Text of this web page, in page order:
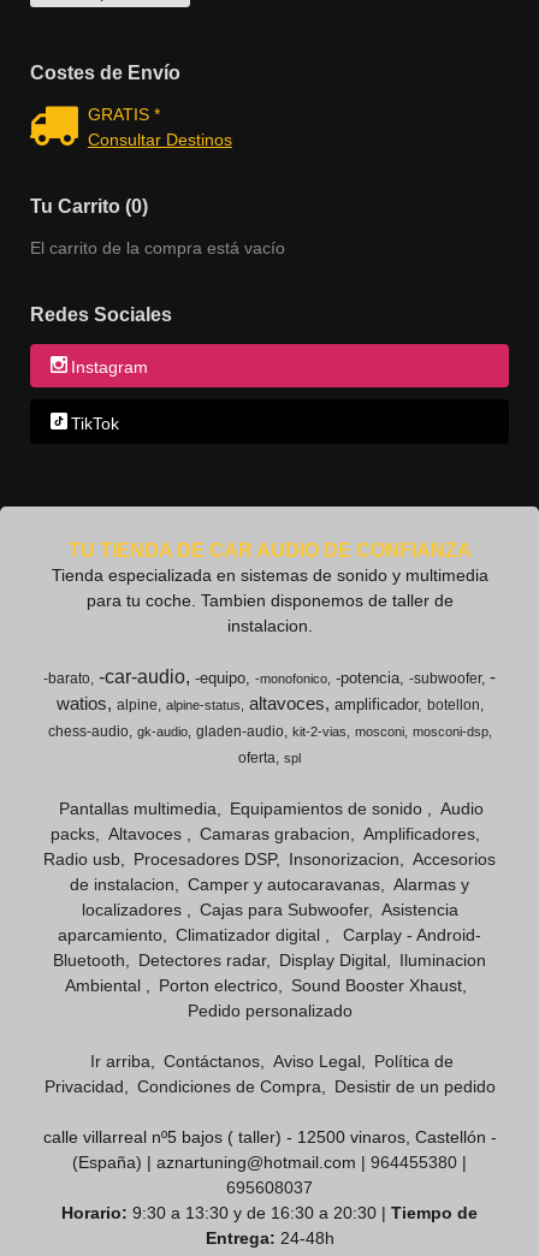
Costes de Envío
GRATIS *
Consultar Destinos
Tu Carrito (0)
El carrito de la compra está vacío
Redes Sociales
Instagram
TikTok
TU TIENDA DE CAR AUDIO DE CONFIANZA
Tienda especializada en sistemas de sonido y multimedia
para tu coche. Tambien disponemos de taller de
instalacion.
-barato -car-audio -equipo -monofonico -potencia -subwoofer -
watios
alpine alpine-status altavoces amplificador
botellon
chess-audio
gk-audio gladen-audio kit-2-vias mosconi mosconi-dsp
oferta spl
Pantallas multimedia Equipamientos de sonido
Audio
packs
Altavoces Camaras grabacion
Amplificadores
Radio usb
Procesadores DSP Insonorizacion
Accesorios
de instalacion
Camper y autocaravanas
Alarmas y
localizadores
Cajas para Subwoofer
Asistencia
aparcamiento
Climatizador digital
Carplay - Android-
Bluetooth
Detectores radar Display Digital
Iluminacion
Ambiental
Porton electrico
Sound Booster Xhaust
Pedido personalizado
Ir arriba Contáctanos Aviso Legal
Política de
Privacidad
Condiciones de Compra Desistir de un pedido
calle villarreal nº5 bajos ( taller) - 12500 vinaros, Castellón -
(España) | aznartuning@hotmail.com | 964455380 |
695608037
Horario: 9:30 a 13:30 y de 16:30 a 20:30 | Tiempo de
Entrega: 24-48h